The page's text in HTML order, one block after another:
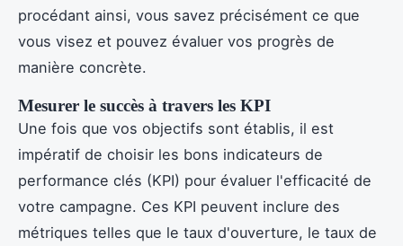
procédant ainsi, vous savez précisément ce que
vous visez et pouvez évaluer vos progrès de
manière concrète.
Mesurer le succès à travers les KPI
Une fois que vos objectifs sont établis, il est
impératif de choisir les bons indicateurs de
performance clés (KPI) pour évaluer l'efficacité de
votre campagne. Ces KPI peuvent inclure des
métriques telles que le taux d'ouverture, le taux de